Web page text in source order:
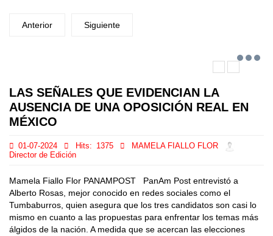
Anterior Siguiente
LAS SEÑALES QUE EVIDENCIAN LA
AUSENCIA DE UNA OPOSICIÓN REAL EN
MÉXICO
01-07-2024 Hits: 1375
MAMELA FIALLO FLOR
Director de Edición
Mamela Fiallo Flor PANAMPOST PanAm Post entrevistó a
Alberto Rosas, mejor conocido en redes sociales como el
Tumbaburros, quien asegura que los tres candidatos son casi lo
mismo en cuanto a las propuestas para enfrentar los temas más
álgidos de la nación. A medida que se acercan las elecciones